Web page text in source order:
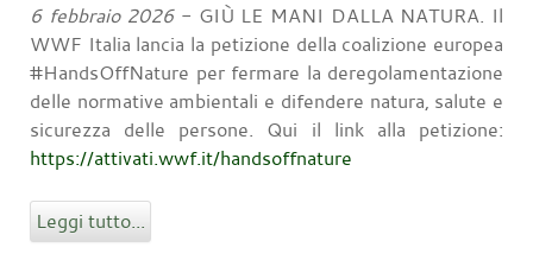
6 febbraio 2026- GIÙ LE MANI DALLA NATURA. Il
WWF Italia lancia la petizione della coalizione europea
#HandsOffNature per fermare la deregolamentazione
delle normative ambientali e difendere natura, salute e
sicurezza delle persone. Qui il link alla petizione:
https://attivati.wwf.it/handsoffnature
Leggi tutto...